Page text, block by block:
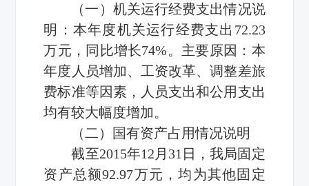
（一）机关运行经费支出情况说
明：本年度机关运行经费支出72.23
万元，同比增长74%。主要原因：本
年度人员增加、工资改革、调整差旅
费标准等因素，人员支出和公用支出
均有较大幅度增加。
（二）国有资产占用情况说明
截至2015年12月31日，我局固定
资产总额92.97万元，均为其他固定